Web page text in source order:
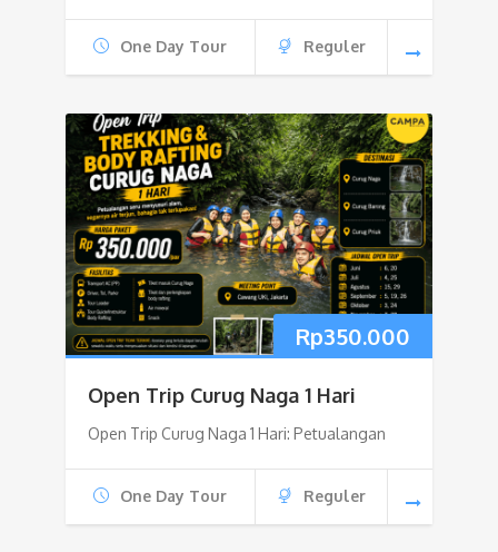
One Day Tour Reguler
Rp350.000
Open Trip Curug Naga 1 Hari
Open Trip Curug Naga 1 Hari: Petualangan
One Day Tour Reguler